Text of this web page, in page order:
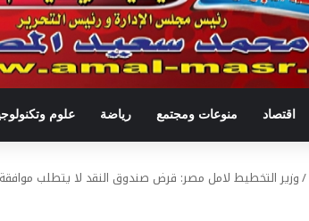
اقتصاد منوعات ومجتمع رياضة علوم
/وزير التخطيط لامل مصر: قرض صندوق النقد لا يتطلب